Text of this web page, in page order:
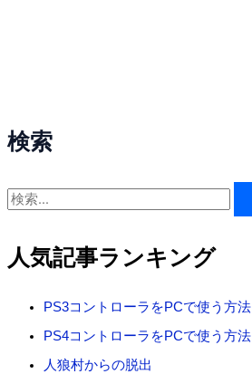
検索
検
対
象
人気記事ランキング
PS3コントローラをPCで使う方法
PS4コントローラをPCで使う方法
人狼村からの脱出